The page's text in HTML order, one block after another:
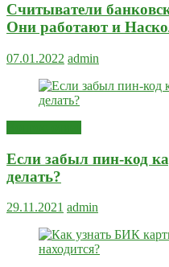
Считыватели
Они работают и
07.01.2022 admin
Если забыл пин-код
делать?
29.11.2021 admin